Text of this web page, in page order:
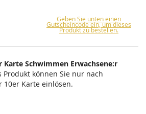
Geben Sie unten einen
Gutscheincode ein, um dieses
Produkt zu bestellen.
Karte Schwimmen Erwachsene:r
Produkt können Sie nur nach
Karte einlösen.